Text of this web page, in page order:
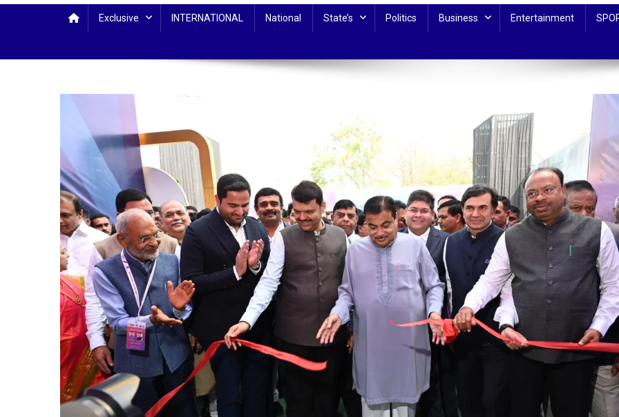
Exclusive INTERNATIONAL National State’s Politics Business Entertainment